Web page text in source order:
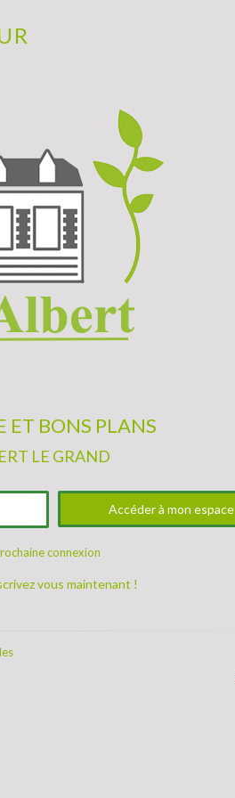
ET BONS PLANS
LE GRAND
Accéder à mon espace
connexion
vous maintenant !